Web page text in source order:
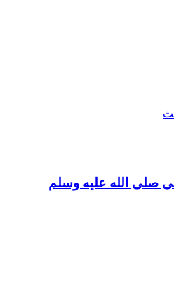
صلى الله عليه وسلم